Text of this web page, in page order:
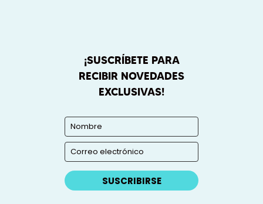
¡SUSCRÍBETE PARA
RECIBIR NOVEDADES
EXCLUSIVAS!
SUSCRIBIRSE